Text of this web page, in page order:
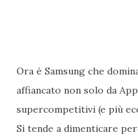
Ora è Samsung che
affiancato non solo da
supercompetitivi (e più
Si tende a dimenticare